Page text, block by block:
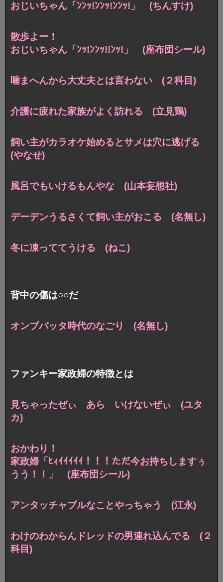
おじいちゃん「ﾝﾝｯ!ﾝﾝｯ!ﾝﾝｯ!」 (ちんすけ)
散歩よー！
おじいちゃん「ﾝｯ!ﾝﾝｯ!!ﾝｯ!」 (座布団シール)
噛まへんから大丈夫とは言わない (２科目)
介護に疲れた家族がよく訪れる (立見鶏)
飼い主がカラオケ始めるとサメは穴に逃げる
(やなせ)
風呂でもいけるもんやな (山本妄想社)
デーデンうるさくて飼い主がおこる (名無し)
冬に凍っててうける (ねこ)
背中の傷は○○だ
オンブバッタ時代のなごり (名無し)
ファンキー家政婦の特徴とは
見ちゃったぜぃ あら いけないぜぃ (ユタ
カ)
おかわり！
家政婦「ﾋｨｲｲｲｲｲ！！！ただ今お持ちしますぅ
うう！！」 (座布団シール)
アンタッチャブルなことやっちゃう (江永)
わけのわからんドレッドの男連れ込んでる (２
科目)